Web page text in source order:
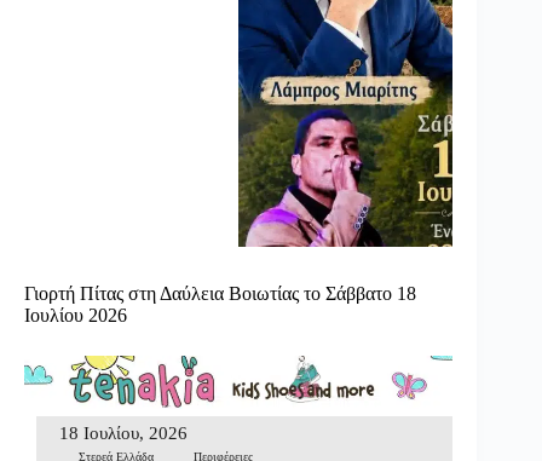
Γιορτή Πίτας στη Δαύλεια Βοιωτίας το Σάββατο 18
Ιουλίου 2026
18 Ιουλίου, 2026
Στερεά Ελλάδα Περιφέρειες